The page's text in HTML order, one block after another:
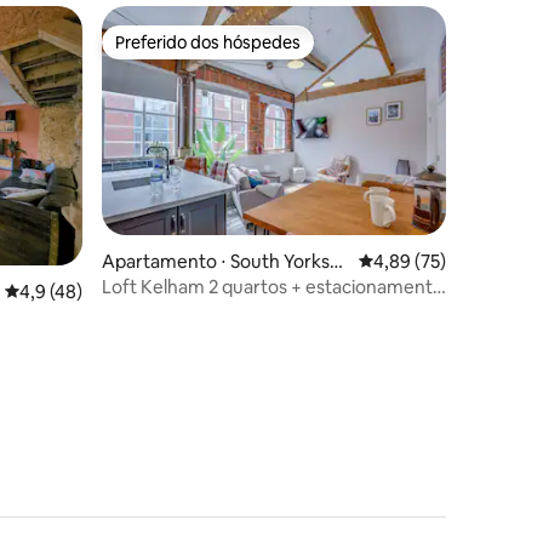
4,9 de uma avaliação média de 5, 48 avaliações
4,9 (48)
Preferido dos hóspedes
Preferido dos hóspedes
Apartamento ⋅ South Yorkshi
re
4,89 de uma
4,89 (75)
Loft Kelham 2 quartos + estacionamento